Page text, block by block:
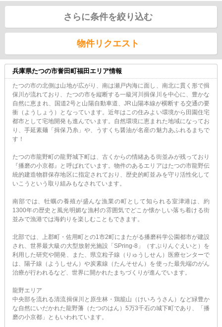
さらに条件を絞り込む
物件リクエスト
兵庫県たつの市誉田町福田エリア情報
たつの市の北側は山地が広がり、南は瀬戸内海に面し、南北に貫く形で揖
保川が流れており、たつの市を縦断する一級河川揖保川を中心に、豊かな
自然に恵まれ、国道2号と山陽自動車道、JR山陽本線が横断する交通の要
衝（ようしょう）となっています。近年はこの住みよい環境から田園住宅
都市として宅地開発も進んでいます。自然環境に恵まれた地域になってお
り、手延素麺「揖保乃糸」や、うすくち醤油が名産の魅力あふれるまちで
す！
たつの市龍野町の龍野城下町は、古くからの情緒ある街並みが残っており
『播磨の小京都』と呼ばれています。物件のあるエリアはたつの市龍野伝
統的建造物群保存地区に指定されており、歴史的町並みを守り活性化して
いこうという取り組みもなされています。
南部では、牡蠣の養殖が盛んな漁業の町として知られる室津港は、約
1300年の歴史と風光明媚な漁村の雰囲気でどこか懐かしい落ち着ける街
並みで漁港では海釣りを楽しむこともできます。
北部では、上郡町・佐用町との1市2町にまたがる播磨科学公園都市が建設
され、世界最大級の大型放射光施設「SPring-8」（すぷりんぐえいと）を
利用した研究や開発、また、県立粒子線（りゅうしせん）医療センターで
は、陽子線（ようしせん）や炭素線（たんそせん）を使った最先端のがん
治療が行われるなど、世界に開かれたまちづくりが進んでいます。
龍野エリア
中央部を流れる清流揖保川と原生林・鶏籠山（けいろうさん）など緑豊か
な自然にいだかれた龍野藩（たつのはん）5万3千石の城下町であり、「播
磨の小京都」ともいわれています。